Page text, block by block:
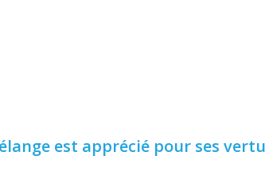
est apprécié pour ses